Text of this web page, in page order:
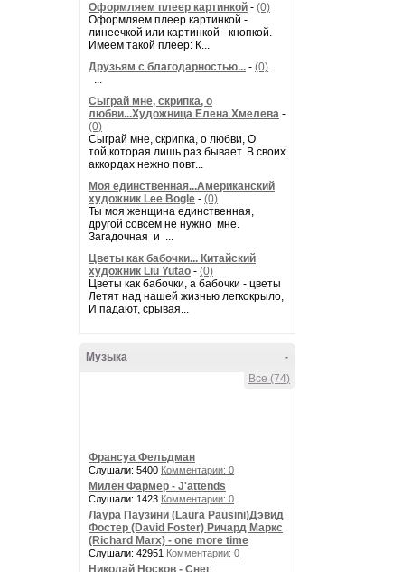
Оформляем плеер картинкой - (0)
Оформляем плеер картинкой -
линеечкой или картинкой - кнопкой.
Имеем такой плеер: К...
Друзьям с благодарностью... - (0)
...
Сыграй мне, скрипка, о
любви...Художница Елена Хмелева -
(0)
Сыграй мне, скрипка, о любви, О
той,которая лишь раз бывает. В своих
аккордах нежно повт...
Моя единственная...Американский
художник Lee Bogle - (0)
Ты моя женщина единственная,
другой совсем не нужно мне.
Загадочная и ...
Цветы как бабочки... Китайский
художник Liu Yutao - (0)
Цветы как бабочки, а бабочки - цветы
Летят над нашей жизнью легкокрыло,
И падают, срывая...
-
Музыка
Все (74)
Франсуа Фельдман
Слушали: 5400 Комментарии: 0
Милен Фармер - J'attends
Слушали: 1423 Комментарии: 0
Лаура Паузини (Laura Pausini)Дэвид
Фостер (David Foster) Ричард Маркс
(Richard Marx) - one more time
Слушали: 42951 Комментарии: 0
Николай Носков - Снег